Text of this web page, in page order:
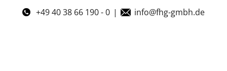
+49 40 38 66 190 - 0 | info@fhg-gmbh.de